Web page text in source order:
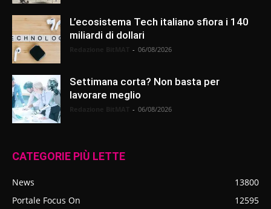
L’ecosistema Tech italiano sfiora i 140
miliardi di dollari
- 06/08/2026
Settimana corta? Non basta per
lavorare meglio
- 06/08/2026
CATEGORIE PIÙ LETTE
News
13800
Portale Focus On
12595